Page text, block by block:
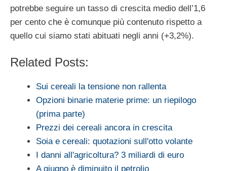
potrebbe seguire un tasso di crescita medio dell’1,6
per cento che è comunque più contenuto rispetto a
quello cui siamo stati abituati negli anni (+3,2%).
Related Posts:
Sui cereali la tensione non rallenta
Opzioni binarie materie prime: un riepilogo
(prima parte)
Prezzi dei cereali ancora in crescita
Soia e cereali: quotazioni sull'otto volante
I danni all'agricoltura? 3 miliardi di euro
A giugno è diminuito il petrolio